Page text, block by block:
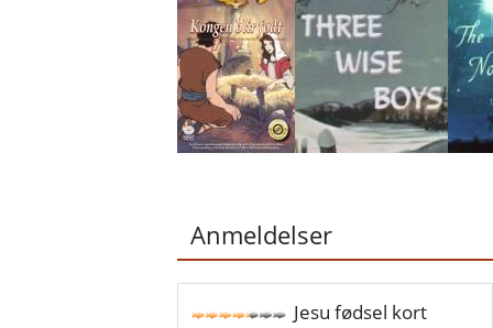
Anmeldelser
Jesu fødsel kort